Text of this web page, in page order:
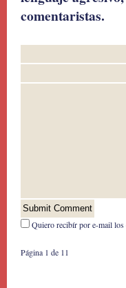
comentaristas.
Quiero recibír por e-mail los
Página 1 de 1 1